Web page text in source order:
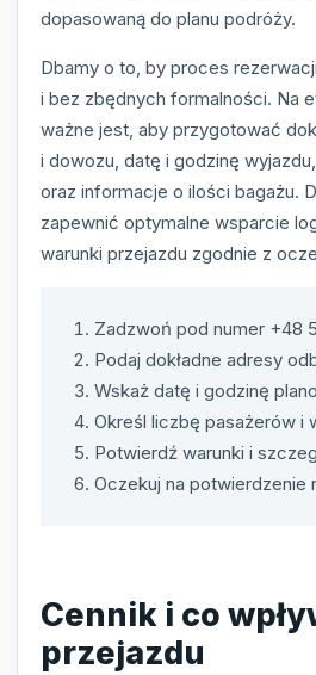
dopasowaną do planu podróży.
Dbamy o to, by proces
i bez zbędnych formalności. Na
ważne jest, aby przygotować
i dowozu, datę i godzinę
oraz informacje o ilości bagażu.
zapewnić optymalne wsparcie
warunki przejazdu zgodnie z
Zadzwoń pod numer +48
Podaj dokładne adresy
Wskaż datę i godzinę
Określ liczbę pasażerów i
Potwierdź warunki i
Oczekuj na potwierdzenie
Cennik i co
przejazdu